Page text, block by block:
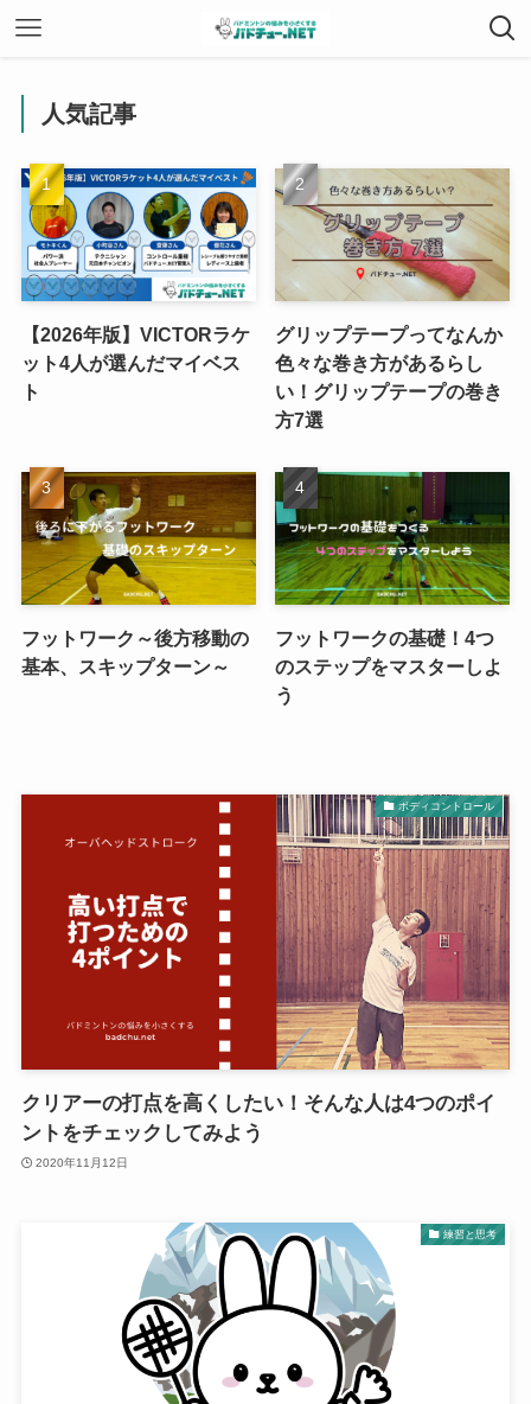
人気記事
【2026年版】VICTORラケ
ット4人が選んだマイベス
ト
グリップテープってなんか
色々な巻き方があるらし
い！グリップテープの巻き
方7選
フットワーク～後方移動の
基本、スキップターン～
フットワークの基礎！4つ
のステップをマスターしよ
う
ボディコントロール
クリアーの打点を高くしたい！そんな人は4つのポイ
ントをチェックしてみよう
2020年11月12日
練習と思考